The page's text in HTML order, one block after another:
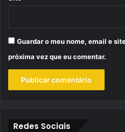
Guardar o meu nome, email e
próxima vez que eu comentar.
Redes Sociais